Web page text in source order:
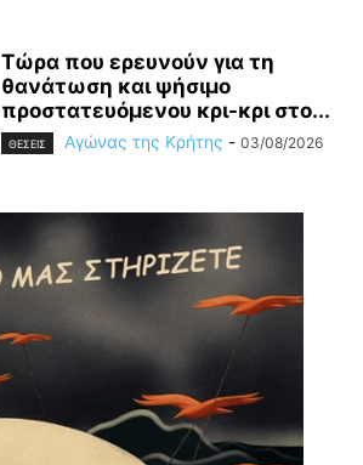
Τώρα που ερευνούν για τη
θανάτωση και ψήσιμο
προστατευόμενου κρι-κρι στο...
ΘΕΣΕΙΣ Αγώνας της Κρήτης - 03/08/2026